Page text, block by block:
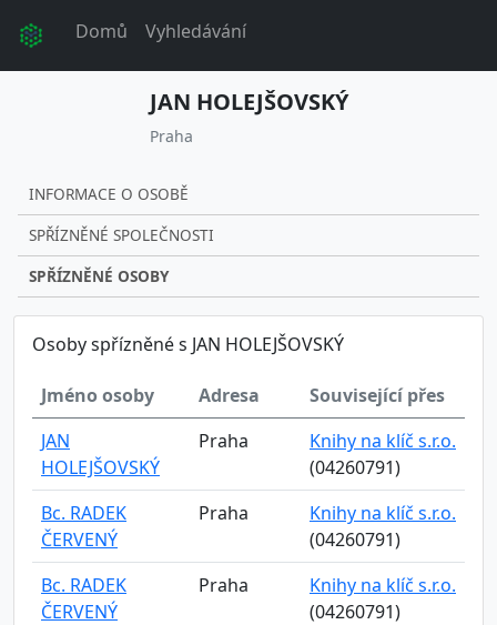
Domů Vyhledávání
JAN HOLEJŠOVSKÝ
Praha
INFORMACE O OSOBĚ
SPŘÍZNĚNÉ SPOLEČNOSTI
SPŘÍZNĚNÉ OSOBY
Osoby spřízněné s JAN HOLEJŠOVSKÝ
Jméno osoby Adresa
Související přes
JAN
HOLEJŠOVSKÝ
Praha
Knihy na klíč s.r.o.
(04260791)
Bc. RADEK
ČERVENÝ
Praha
Knihy na klíč s.r.o.
(04260791)
Bc. RADEK
ČERVENÝ
Praha
Knihy na klíč s.r.o.
(04260791)